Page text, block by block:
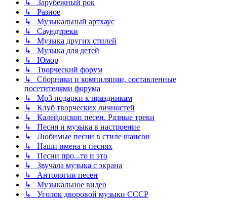
↳ Зарубежный рок
↳ Разное
↳ Музыкальный артхаус
↳ Саундтреки
↳ Музыка других стилей
↳ Музыка для детей
↳ Юмор
↳ Творческий форум
↳ Сборники и компиляции, составленные
посетителями форума
↳ Mp3 подарки к праздникам
↳ Клуб творческих личностей
↳ Калейдоскоп песен. Разные треки
↳ Песня и музыка в настроение
↳ Любимые песни в стиле шансон
↳ Наши имена в песнях
↳ Песни про...то и это
↳ Звучала музыка с экрана
↳ Антологии песен
↳ Музыкальное видео
↳ Уголок дворовой музыки СССР